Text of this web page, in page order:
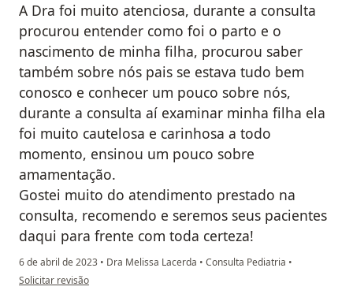
A Dra foi muito atenciosa, durante a consulta
procurou entender como foi o parto e o
nascimento de minha filha, procurou saber
também sobre nós pais se estava tudo bem
conosco e conhecer um pouco sobre nós,
durante a consulta aí examinar minha filha ela
foi muito cautelosa e carinhosa a todo
momento, ensinou um pouco sobre
amamentação.
Gostei muito do atendimento prestado na
consulta, recomendo e seremos seus pacientes
daqui para frente com toda certeza!
6 de abril de 2023 • Dra Melissa Lacerda • Consulta Pediatria •
na opinião do utilizador Elaine e Leo
Solicitar revisão